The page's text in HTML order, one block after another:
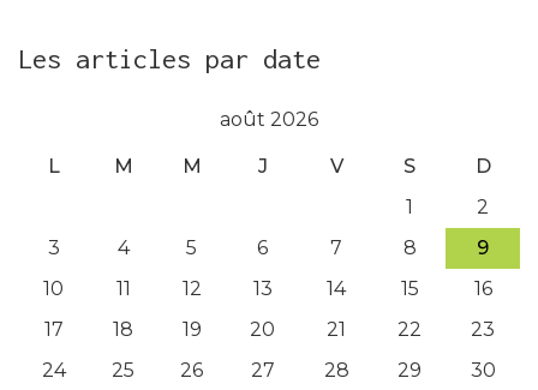
Les articles par date
août 2026
L M M J V S
D
1
2
3
4 5 6 7 8
9
10
11 12 13 14 15
16
17
18 19 20 21 22
23
24
25 26 27 28 29
30